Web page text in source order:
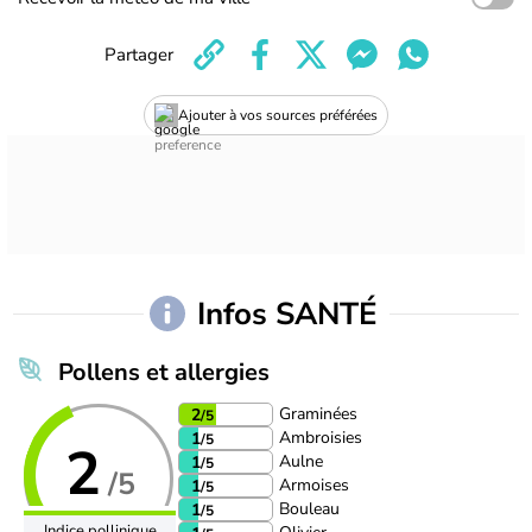
Ajouter à vos sources préférées
Partager
Infos SANTÉ
Pollens et allergies
2 /5
2/5
Graminées
1/5
Ambroisies
1/5
Aulne
1/5
Armoises
1/5
Bouleau